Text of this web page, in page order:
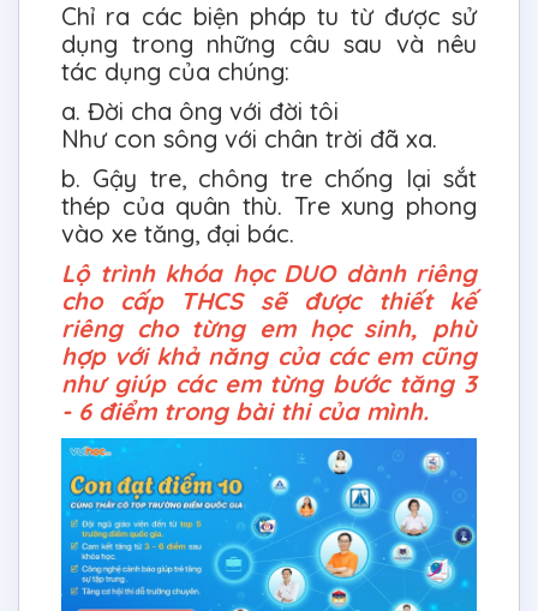
Chỉ ra các biện pháp tu từ được sử
dụng trong những câu sau và nêu
tác dụng của chúng:
a. Đời cha ông với đời tôi
Như con sông với chân trời đã xa.
b. Gậy tre, chông tre chống lại sắt
thép của quân thù. Tre xung phong
vào xe tăng, đại bác.
Lộ trình khóa học DUO dành riêng
cho cấp THCS sẽ được thiết kế
riêng cho từng em học sinh, phù
hợp với khả năng của các em cũng
như giúp các em từng bước tăng 3
- 6 điểm trong bài thi của mình.